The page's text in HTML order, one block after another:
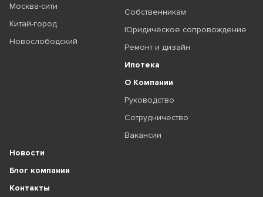
Москва-сити
Китай-город
Новослободский
Собственникам
Юридическое сопровождение
Ремонт и дизайн
Ипотека
О Компании
Руководство
Сотрудничество
Вакансии
Новости
Блог компании
Контакты